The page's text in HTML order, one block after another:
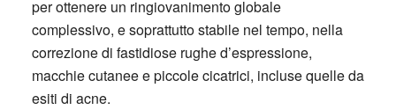
per ottenere un ringiovanimento globale
complessivo, e soprattutto stabile nel tempo, nella
correzione di fastidiose rughe d’espressione,
macchie cutanee e piccole cicatrici, incluse quelle da
esiti di acne.